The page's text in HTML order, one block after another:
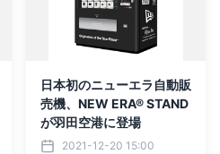
日本初のニューエラ自動販
売機、NEW ERA® STAND
が羽田空港に登場
2021-12-20 15:00